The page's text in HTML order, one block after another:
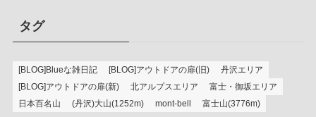
タグ
[BLOG]Blueな雑日記 [BLOG]アウトドアの扉(旧)
丹沢エリア
[BLOG]アウトドアの扉(新)
北アルプスエリア
富士・御坂エリア
日本百名山
(丹沢)大山(1252m) mont-bell 富士山(3776m)